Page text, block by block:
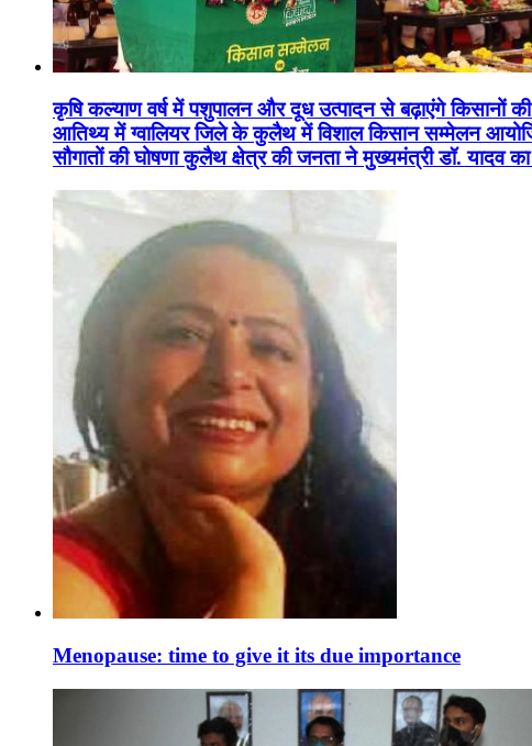
कृषि कल्याण वर्ष में पशुपालन और दूध उत्पादन से बढ़ाएंगे किसानों
आतिथ्य में ग्वालियर जिले के कुलैथ में विशाल किसान सम्मेलन
सौगातों की घोषणा कुलैथ क्षेत्र की जनता ने मुख्यमंत्री डॉ. यादव
Menopause: time to give it its due importance